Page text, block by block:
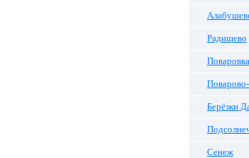
Радищево
Поваровка
Берёзки
Сенеж